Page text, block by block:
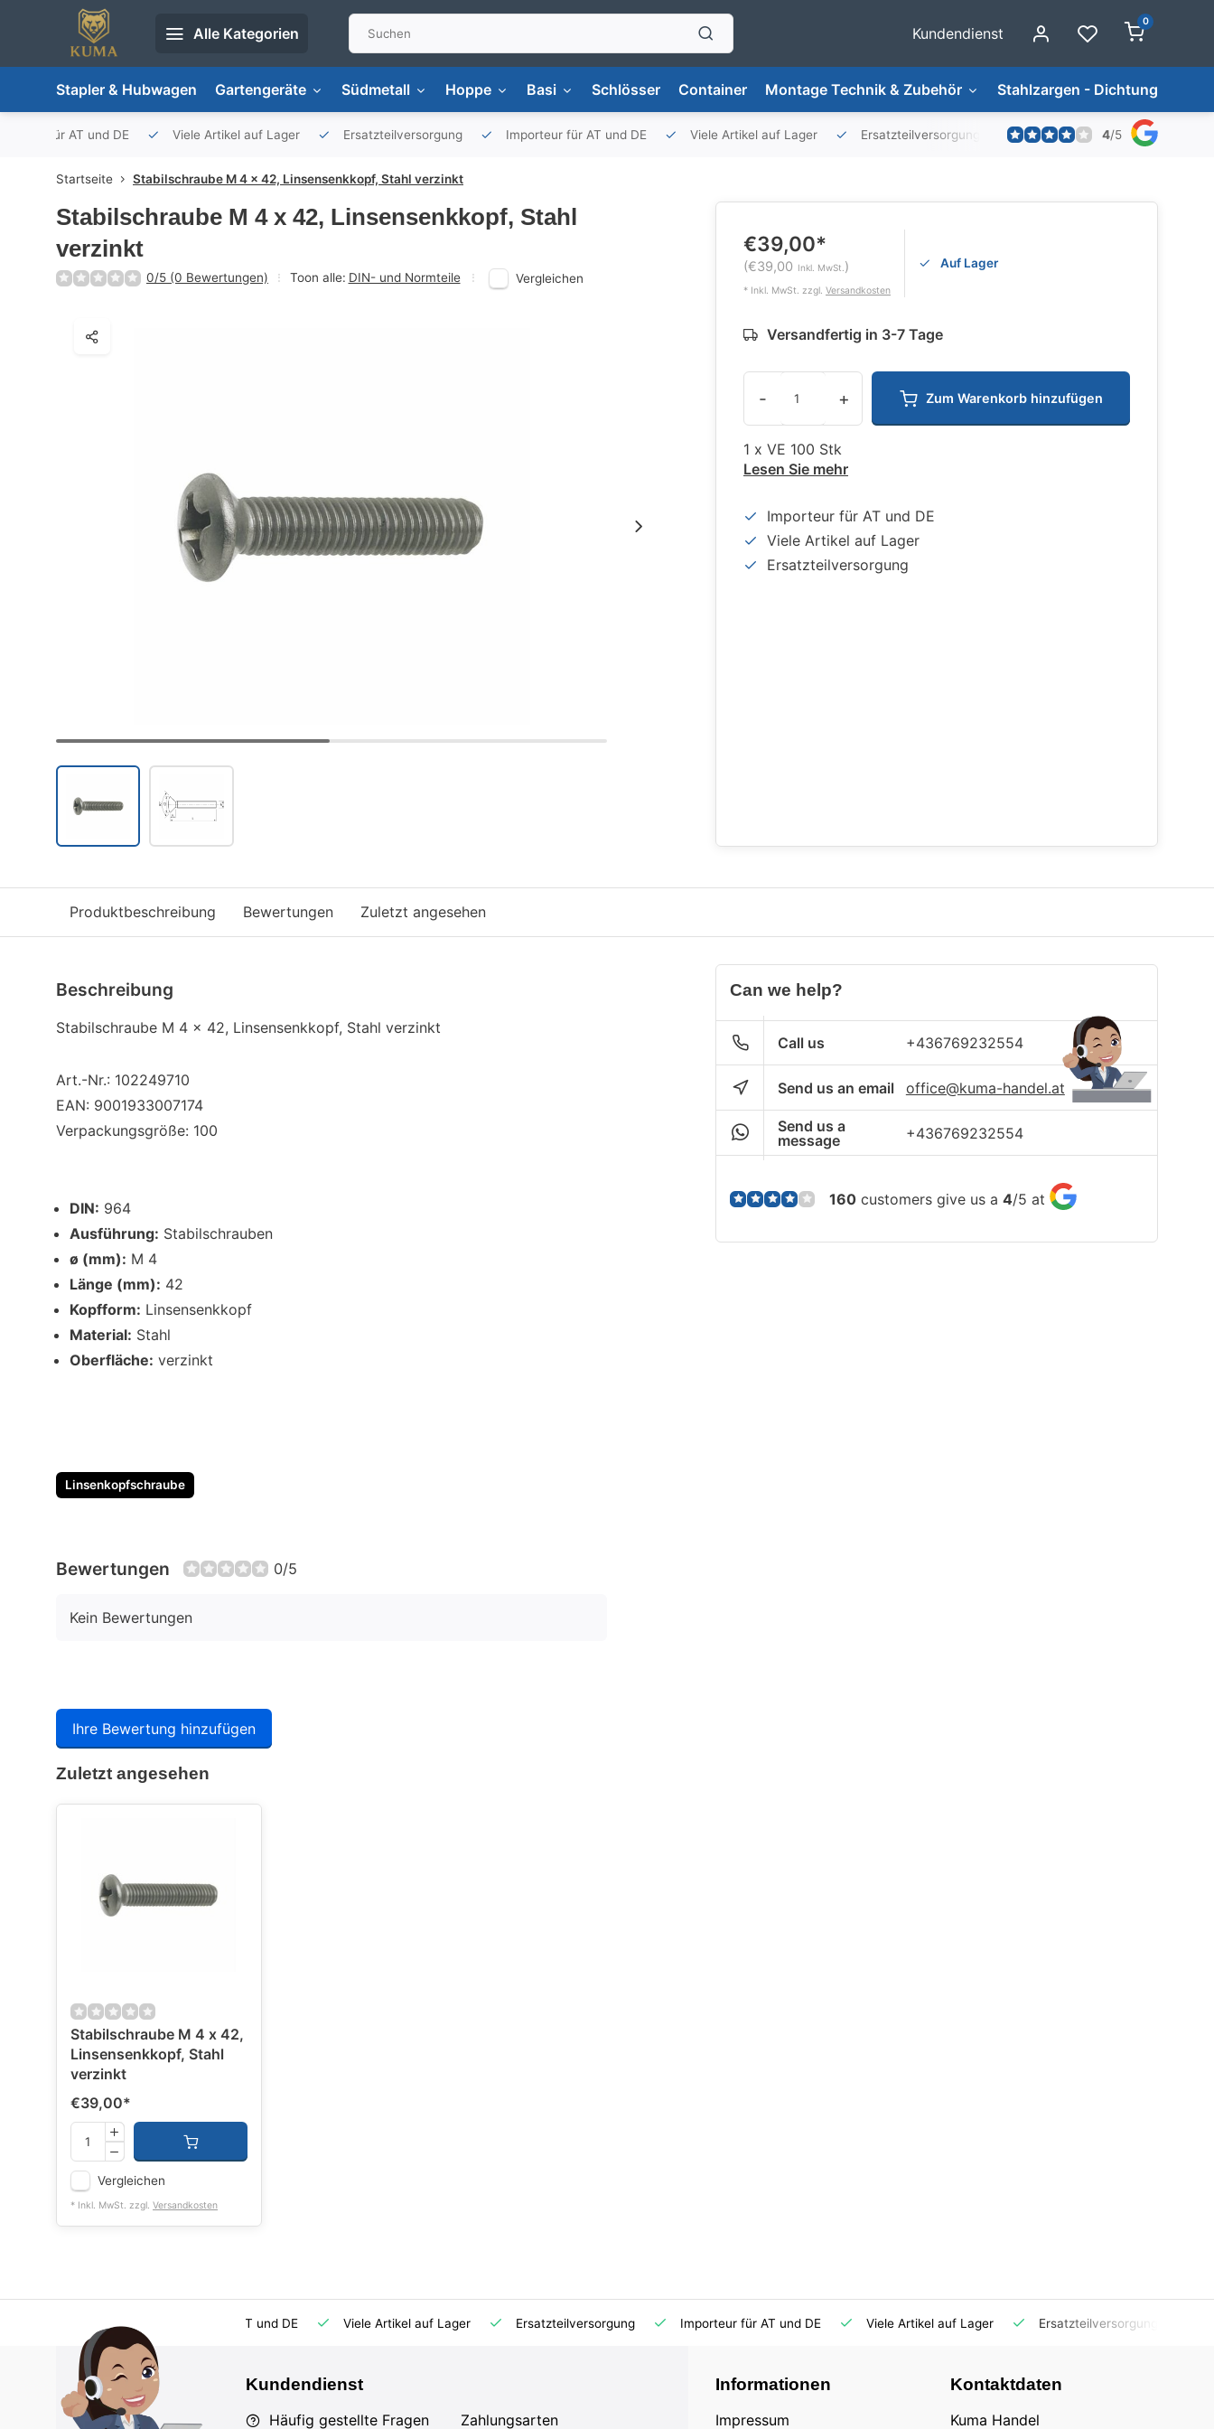
Alle Kategorien Kundendienst
0
Stapler & Hubwagen Gartengeräte Südmetall Hoppe Basi Schlösser Container Montage Technik & Zubehör Stahlzargen - Dichtungen
für AT und DE Viele Artikel auf Lager Ersatzteilversorgung Importeur für AT und DE Viele Artikel auf Lager Ersatzteilversorgung 4/5
Startseite Stabilschraube M 4 x 42, Linsensenkkopf, Stahl verzinkt
Stabilschraube M 4 x 42, Linsensenkkopf, Stahl
verzinkt
0/5 (0 Bewertungen) Toon alle: DIN- und Normteile Vergleichen
€39,00*
(€39,00 Inkl. MwSt. )
* Inkl. MwSt. zzgl. Versandkosten
Auf Lager
Versandfertig in 3-7 Tage
- + Zum Warenkorb hinzufügen
1 x VE 100 Stk
Lesen Sie mehr
Importeur für AT und DE
Viele Artikel auf Lager
Ersatzteilversorgung
Produktbeschreibung Bewertungen Zuletzt angesehen
Beschreibung
Stabilschraube M 4 x 42, Linsensenkkopf, Stahl verzinkt
Art.-Nr.: 102249710
EAN: 9001933007174
Verpackungsgröße: 100
DIN: 964
Ausführung: Stabilschrauben
ø (mm): M 4
Länge (mm): 42
Kopfform: Linsensenkkopf
Material: Stahl
Oberfläche: verzinkt
Linsenkopfschraube
Bewertungen 0/5
Kein Bewertungen
Ihre Bewertung hinzufügen
Can we help?
Call us +436769232554
Send us an email office@kuma-handel.at
Send us a
message
+436769232554
160 customers give us a 4/5 at
Zuletzt angesehen
Stabilschraube M 4 x 42,
Linsensenkkopf, Stahl
verzinkt
€39,00*
Vergleichen
* Inkl. MwSt. zzgl. Versandkosten
Importeur für AT und DE Viele Artikel auf Lager Ersatzteilversorgung Importeur für AT und DE Viele Artikel auf Lager Ersatzteilversorgung
Kundendienst
Häufig gestellte Fragen Zahlungsarten
Informationen
Impressum
Kontaktdaten
Kuma Handel